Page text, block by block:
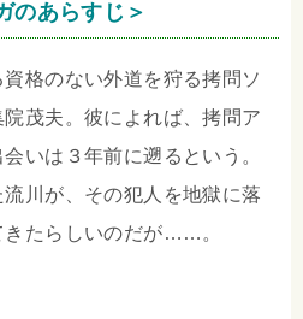
のあらすじ＞
格のない外道を狩る拷問ソ
茂夫。彼によれば、拷問ア
いは３年前に遡るという。
川が、その犯人を地獄に落
きたらしいのだが……。